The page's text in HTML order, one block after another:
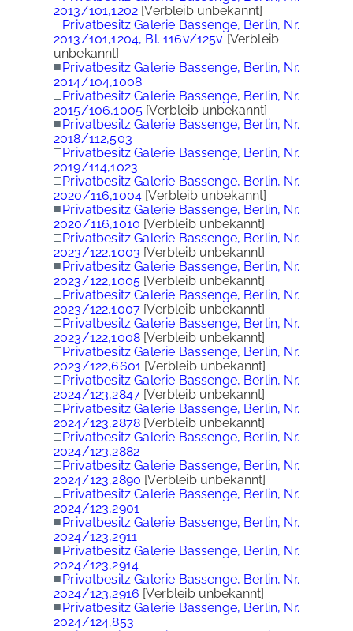
2013/101,1202 [Verbleib unbekannt]
□Privatbesitz Galerie Bassenge, Berlin, Nr.
2013/101,1204, Bl. 116v/125v [Verbleib
unbekannt]
■Privatbesitz Galerie Bassenge, Berlin, Nr.
2014/104,1008
□Privatbesitz Galerie Bassenge, Berlin, Nr.
2015/106,1005 [Verbleib unbekannt]
■Privatbesitz Galerie Bassenge, Berlin, Nr.
2018/112,503
□Privatbesitz Galerie Bassenge, Berlin, Nr.
2019/114,1023
□Privatbesitz Galerie Bassenge, Berlin, Nr.
2020/116,1004 [Verbleib unbekannt]
■Privatbesitz Galerie Bassenge, Berlin, Nr.
2020/116,1010 [Verbleib unbekannt]
□Privatbesitz Galerie Bassenge, Berlin, Nr.
2023/122,1003 [Verbleib unbekannt]
■Privatbesitz Galerie Bassenge, Berlin, Nr.
2023/122,1005 [Verbleib unbekannt]
□Privatbesitz Galerie Bassenge, Berlin, Nr.
2023/122,1007 [Verbleib unbekannt]
□Privatbesitz Galerie Bassenge, Berlin, Nr.
2023/122,1008 [Verbleib unbekannt]
□Privatbesitz Galerie Bassenge, Berlin, Nr.
2023/122,6601 [Verbleib unbekannt]
□Privatbesitz Galerie Bassenge, Berlin, Nr.
2024/123,2847 [Verbleib unbekannt]
□Privatbesitz Galerie Bassenge, Berlin, Nr.
2024/123,2878 [Verbleib unbekannt]
□Privatbesitz Galerie Bassenge, Berlin, Nr.
2024/123,2882
□Privatbesitz Galerie Bassenge, Berlin, Nr.
2024/123,2890 [Verbleib unbekannt]
□Privatbesitz Galerie Bassenge, Berlin, Nr.
2024/123,2901
■Privatbesitz Galerie Bassenge, Berlin, Nr.
2024/123,2911
■Privatbesitz Galerie Bassenge, Berlin, Nr.
2024/123,2914
■Privatbesitz Galerie Bassenge, Berlin, Nr.
2024/123,2916 [Verbleib unbekannt]
■Privatbesitz Galerie Bassenge, Berlin, Nr.
2024/124,853